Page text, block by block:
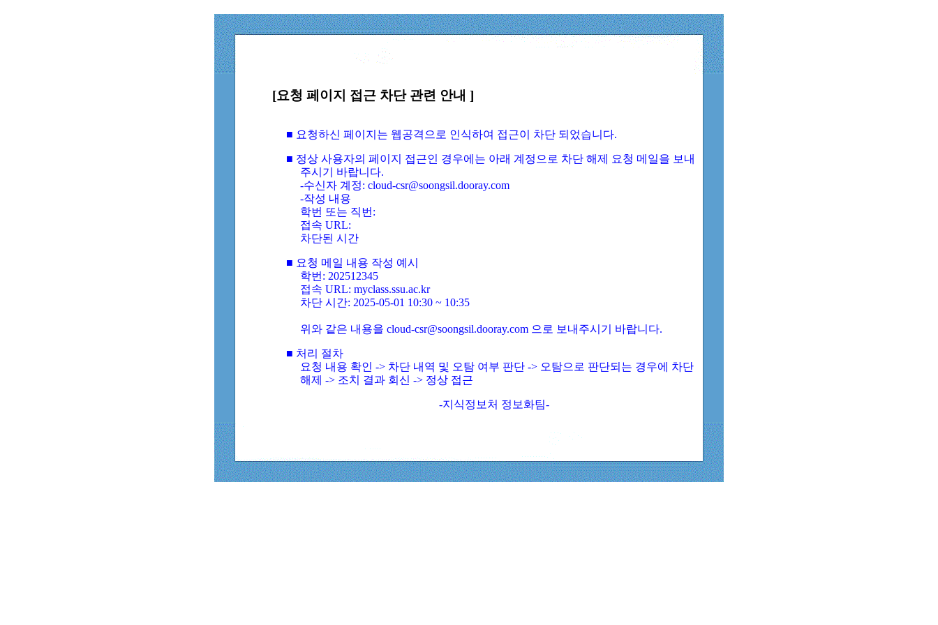
[요청 페이지 접근 차단 관련 안내 ]
■ 요청하신 페이지는 웹공격으로 인식하여 접근이 차단 되었습니다.
■ 정상 사용자의 페이지 접근인 경우에는 아래 계정으로 차단 해제 요청 메일을 보내
주시기 바랍니다.
-수신자 계정: cloud-csr@soongsil.dooray.com
-작성 내용
학번 또는 직번:
접속 URL:
차단된 시간
■ 요청 메일 내용 작성 예시
학번: 202512345
접속 URL: myclass.ssu.ac.kr
차단 시간: 2025-05-01 10:30 ~ 10:35
위와 같은 내용을 cloud-csr@soongsil.dooray.com 으로 보내주시기 바랍니다.
■ 처리 절차
요청 내용 확인 -> 차단 내역 및 오탐 여부 판단 -> 오탐으로 판단되는 경우에 차단
해제 -> 조치 결과 회신 -> 정상 접근
-지식정보처 정보화팀-